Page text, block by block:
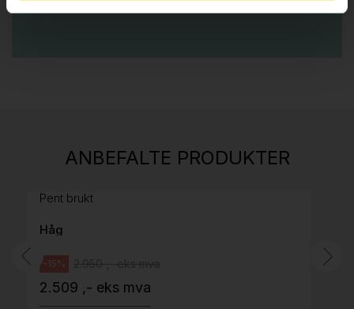
ANBEFALTE PRODUKTER
H05 5600 Swingback-armlene Mørk
Pent brukt
Håg
-15%
2.509 ,- eks mva